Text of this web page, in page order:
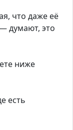
что даже её
думают, это
ниже
есть